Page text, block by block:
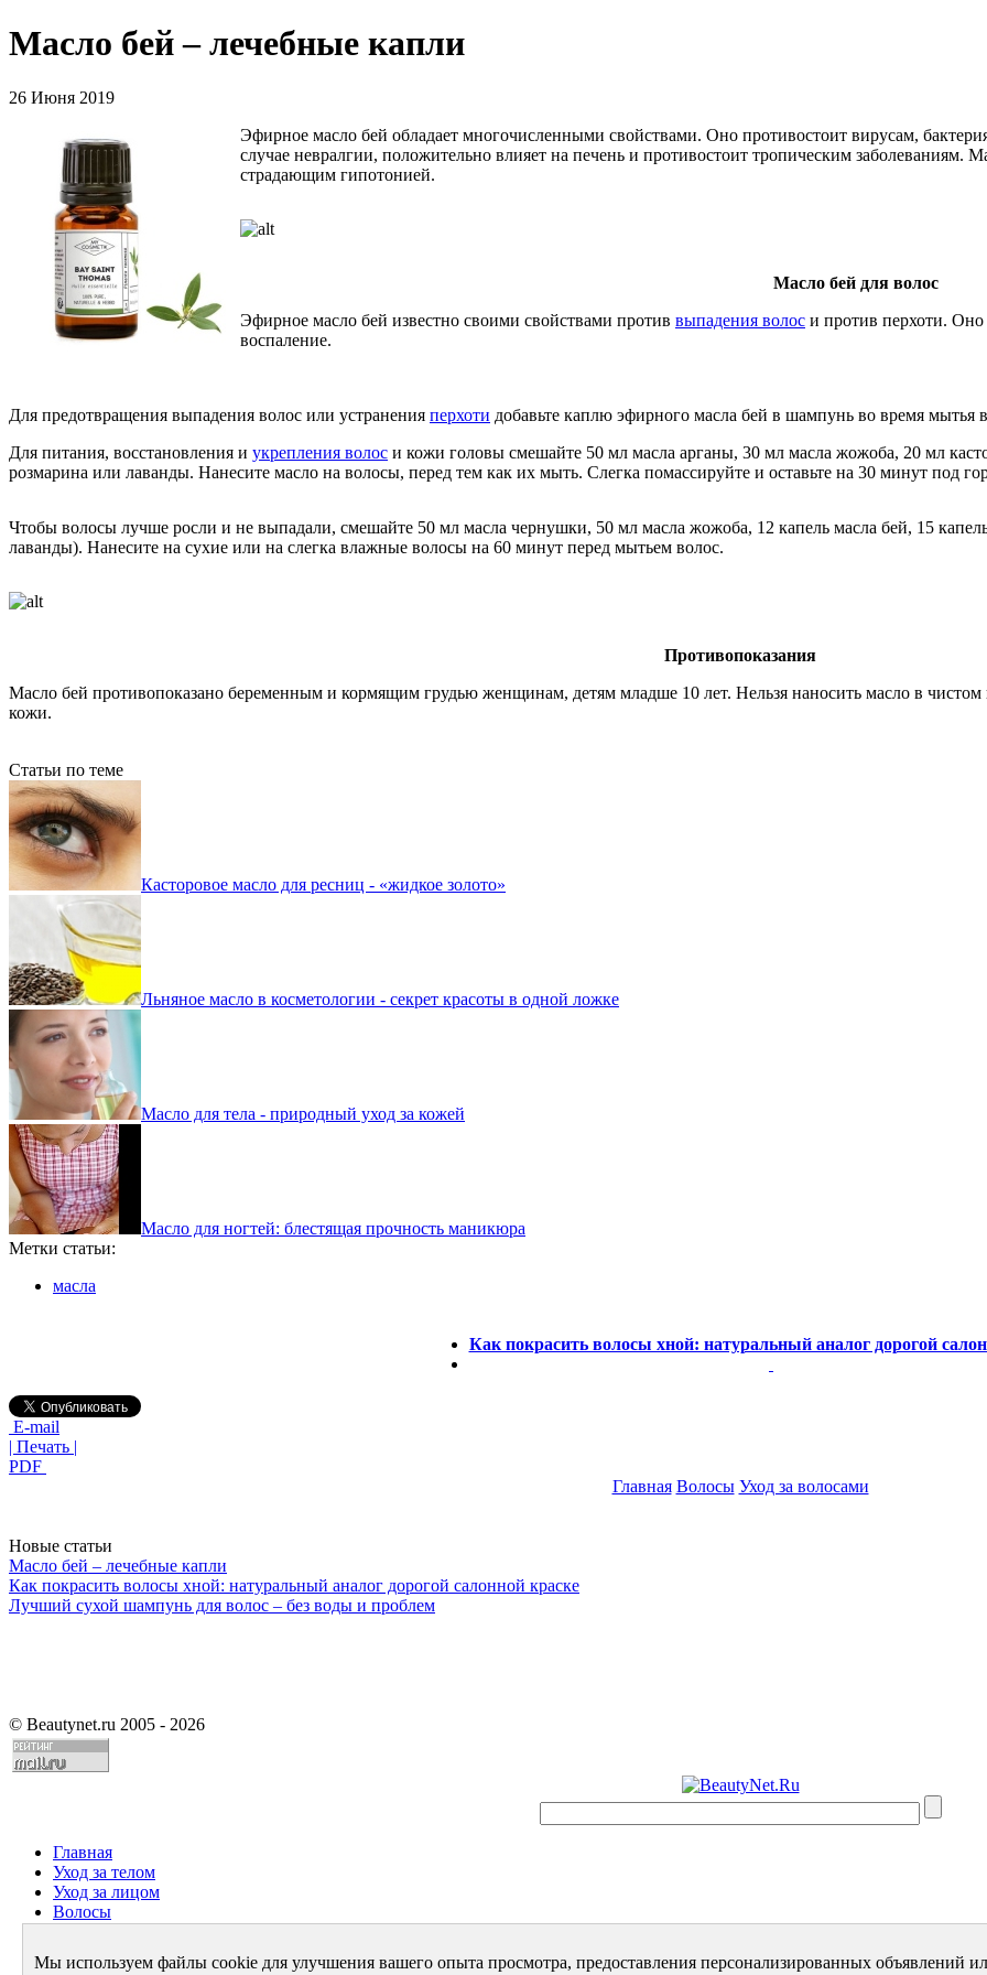
Масло бей – лечебные капли
26 Июня 2019
Эфирное масло бей обладает многочисленными свойствами. Оно противостоит вирусам,
случае невралгии, положительно влияет на печень и противостоит тропическим заболеваниям.
страдающим гипотонией.
Масло бей для волос
Эфирное масло бей известно своими свойствами против выпадения волос и против перхоти. Оно
воспаление.
Для предотвращения выпадения волос или устранения перхоти добавьте каплю эфирного масла бей в шампунь во время мытья
Для питания, восстановления и укрепления волос и кожи головы смешайте 50 мл масла арганы, 30 мл масла жожоба, 20 мл
розмарина или лаванды. Нанесите масло на волосы, перед тем как их мыть. Слегка помассируйте и оставьте на 30 минут под
Чтобы волосы лучше росли и не выпадали, смешайте 50 мл масла чернушки, 50 мл масла жожоба, 12 капель масла бей, 15
лаванды). Нанесите на сухие или на слегка влажные волосы на 60 минут перед мытьем волос.
Противопоказания
Масло бей противопоказано беременным и кормящим грудью женщинам, детям младше 10 лет. Нельзя наносить масло в
кожи.
Статьи по теме
Касторовое масло для ресниц - «жидкое золото»
Льняное масло в косметологии - секрет красоты в одной ложке
Масло для тела - природный уход за кожей
Масло для ногтей: блестящая прочность маникюра
Метки статьи:
масла
Как покрасить волосы хной: натуральный аналог дорогой
E-mail
| Печать |
PDF
Главная Волосы Уход за волосами
Новые статьи
Масло бей – лечебные капли
Как покрасить волосы хной: натуральный аналог дорогой салонной краске
Лучший сухой шампунь для волос – без воды и проблем
© Beautynet.ru 2005 - 2026
Главная
Уход за телом
Уход за лицом
Волосы
Диета
Мы используем файлы cookie для улучшения вашего опыта просмотра, предоставления персонализированных объявлений